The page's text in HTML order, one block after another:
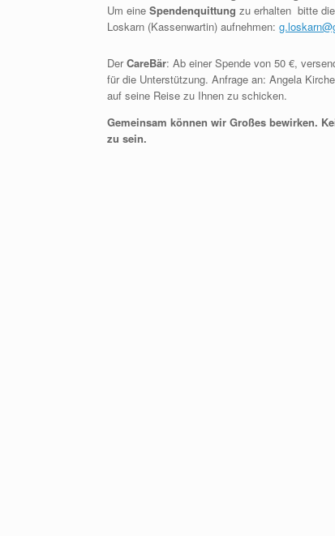
Um eine Spendenquittung zu erhalten bitte
Loskarn (Kassenwartin) aufnehmen:
DerCareBär: Ab einer Spende von 50 €,
für die Unterstützung. Anfrage an: Angela
auf seine Reise zu Ihnen zu schicken.
Gemeinsam können wir Großes bewirken.
zu sein.